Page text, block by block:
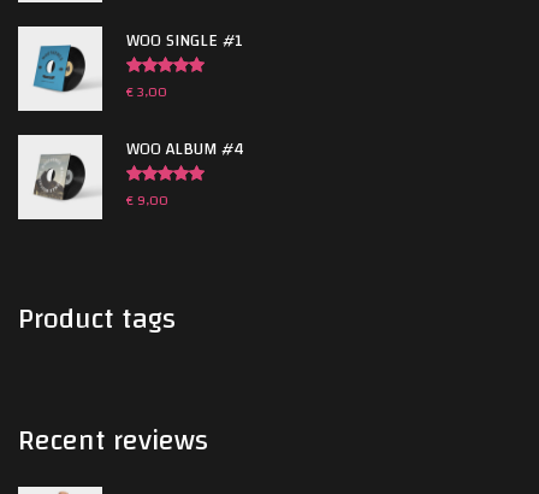
WOO SINGLE #1
Gewaardeerd
€3,00
WOO ALBUM #4
Gewaardeerd
€9,00
Producttags
Recent reviews